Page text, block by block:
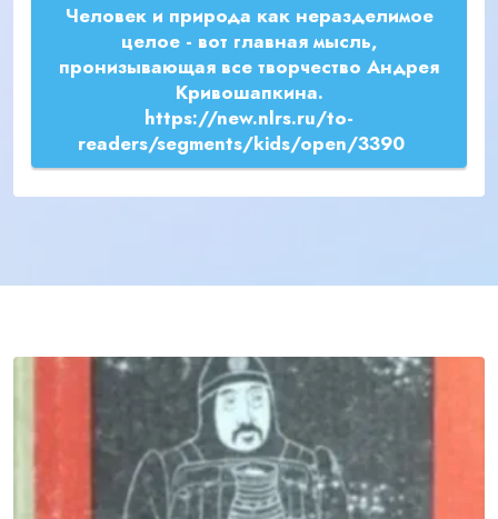
Человек и природа как неразделимое
целое - вот главная мысль,
пронизывающая все творчество Андрея
Кривошапкина.
https://new.nlrs.ru/to-
readers/segments/kids/open/3390